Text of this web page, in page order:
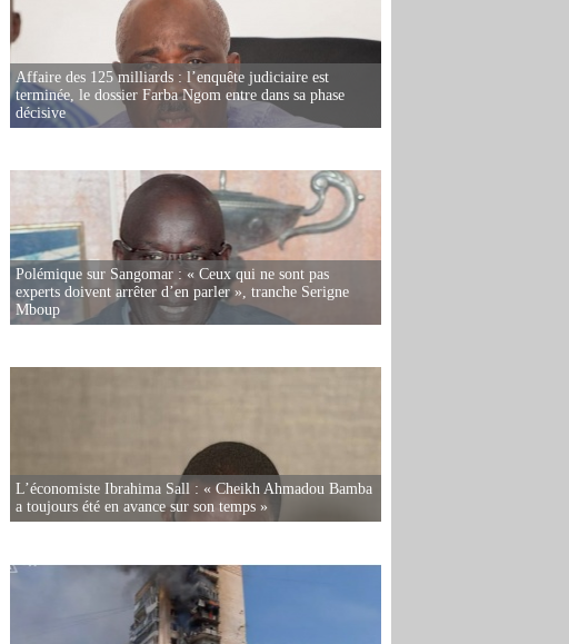
Affaire des 125 milliards : l’enquête judiciaire est
terminée, le dossier Farba Ngom entre dans sa phase
décisive
Polémique sur Sangomar : « Ceux qui ne sont pas
experts doivent arrêter d’en parler », tranche Serigne
Mboup
L’économiste Ibrahima Sall : « Cheikh Ahmadou Bamba
a toujours été en avance sur son temps »